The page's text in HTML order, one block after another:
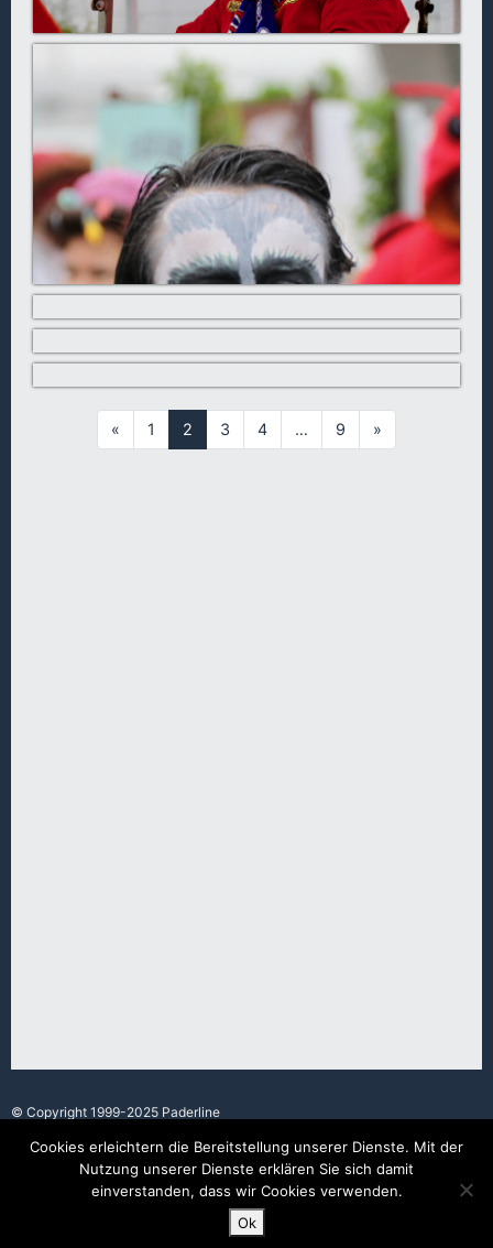
« 1 2 3 4 … 9 »
© Copyright 1999-2025 Paderline
Made with love in Paderborn.
Cookies erleichtern die Bereitstellung unserer Dienste. Mit der
Nutzung unserer Dienste erklären Sie sich damit
einverstanden, dass wir Cookies verwenden.
Ok